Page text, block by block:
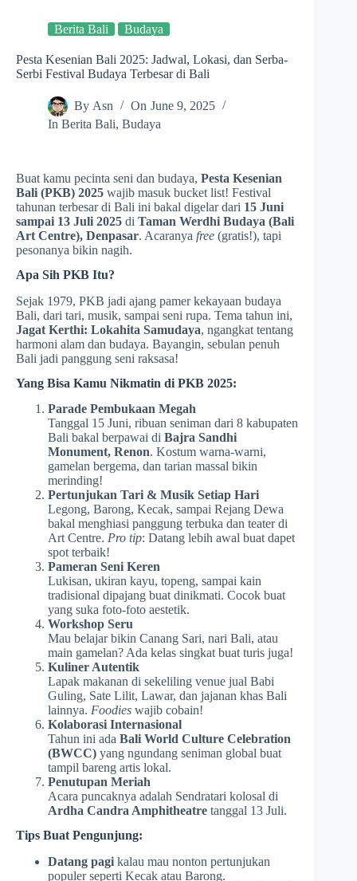
Berita Bali Budaya
Pesta Kesenian Bali 2025: Jadwal, Lokasi, dan Serba-
Serbi Festival Budaya Terbesar di Bali
By Asn On June 9, 2025
In Berita Bali,Budaya
Buat kamu pecinta seni dan budaya, Pesta Kesenian
Bali (PKB) 2025 wajib masuk bucket list! Festival
tahunan terbesar di Bali ini bakal digelar dari 15 Juni
sampai 13 Juli 2025 di Taman Werdhi Budaya (Bali
Art Centre), Denpasar. Acaranya free (gratis!), tapi
pesonanya bikin nagih.
Apa Sih PKB Itu?
Sejak 1979, PKB jadi ajang pamer kekayaan budaya
Bali, dari tari, musik, sampai seni rupa. Tema tahun ini,
Jagat Kerthi: Lokahita Samudaya, ngangkat tentang
harmoni alam dan budaya. Bayangin, sebulan penuh
Bali jadi panggung seni raksasa!
Yang Bisa Kamu Nikmatin di PKB 2025:
Parade Pembukaan Megah
Tanggal 15 Juni, ribuan seniman dari 8 kabupaten
Bali bakal berpawai di Bajra Sandhi
Monument, Renon. Kostum warna-warni,
gamelan bergema, dan tarian massal bikin
merinding!
Pertunjukan Tari & Musik Setiap Hari
Legong, Barong, Kecak, sampai Rejang Dewa
bakal menghiasi panggung terbuka dan teater di
Art Centre. Pro tip: Datang lebih awal buat dapet
spot terbaik!
Pameran Seni Keren
Lukisan, ukiran kayu, topeng, sampai kain
tradisional dipajang buat dinikmati. Cocok buat
yang suka foto-foto aestetik.
Workshop Seru
Mau belajar bikin Canang Sari, nari Bali, atau
main gamelan? Ada kelas singkat buat turis juga!
Kuliner Autentik
Lapak makanan di sekeliling venue jual Babi
Guling, Sate Lilit, Lawar, dan jajanan khas Bali
lainnya. Foodies wajib cobain!
Kolaborasi Internasional
Tahun ini ada Bali World Culture Celebration
(BWCC) yang ngundang seniman global buat
tampil bareng artis lokal.
Penutupan Meriah
Acara puncaknya adalah Sendratari kolosal di
Ardha Candra Amphitheatre tanggal 13 Juli.
Tips Buat Pengunjung:
Datang pagi kalau mau nonton pertunjukan
populer seperti Kecak atau Barong.